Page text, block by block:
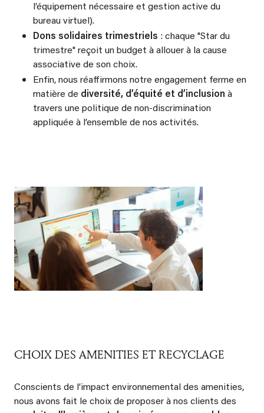
l’équipement nécessaire et gestion active du
bureau virtuel).
Dons solidaires trimestriels : chaque "Star du
trimestre" reçoit un budget à allouer à la cause
associative de son choix.
Enfin, nous réaffirmons notre engagement ferme en
matière de diversité, d’équité et d’inclusion à
travers une politique de non-discrimination
appliquée à l’ensemble de nos activités.
CHOIX DES AMENITIES ET RECYCLAGE
Conscients de l’impact environnemental des amenities,
nous avons fait le choix de proposer à nos clients des